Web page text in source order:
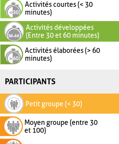
Activités courtes (< 30
minutes)
Activités développées
(Entre 30 et 60 minutes)
Activités élaborées (> 60
minutes)
PARTICIPANTS
Petit groupe (< 30)
Moyen groupe (entre 30
et 100)